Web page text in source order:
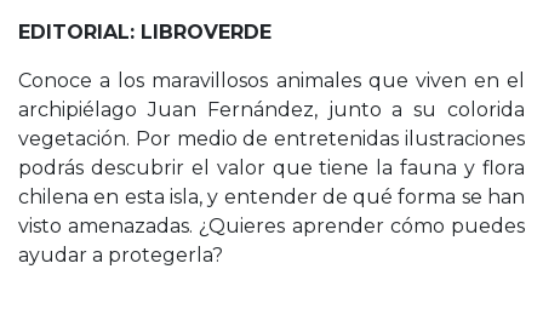
EDITORIAL: LIBROVERDE
Conoce a los maravillosos animales que viven en el
archipiélago Juan Fernández, junto a su colorida
vegetación. Por medio de entretenidas ilustraciones
podrás descubrir el valor que tiene la fauna y flora
chilena en esta isla, y entender de qué forma se han
visto amenazadas. ¿Quieres aprender cómo puedes
ayudar a protegerla?